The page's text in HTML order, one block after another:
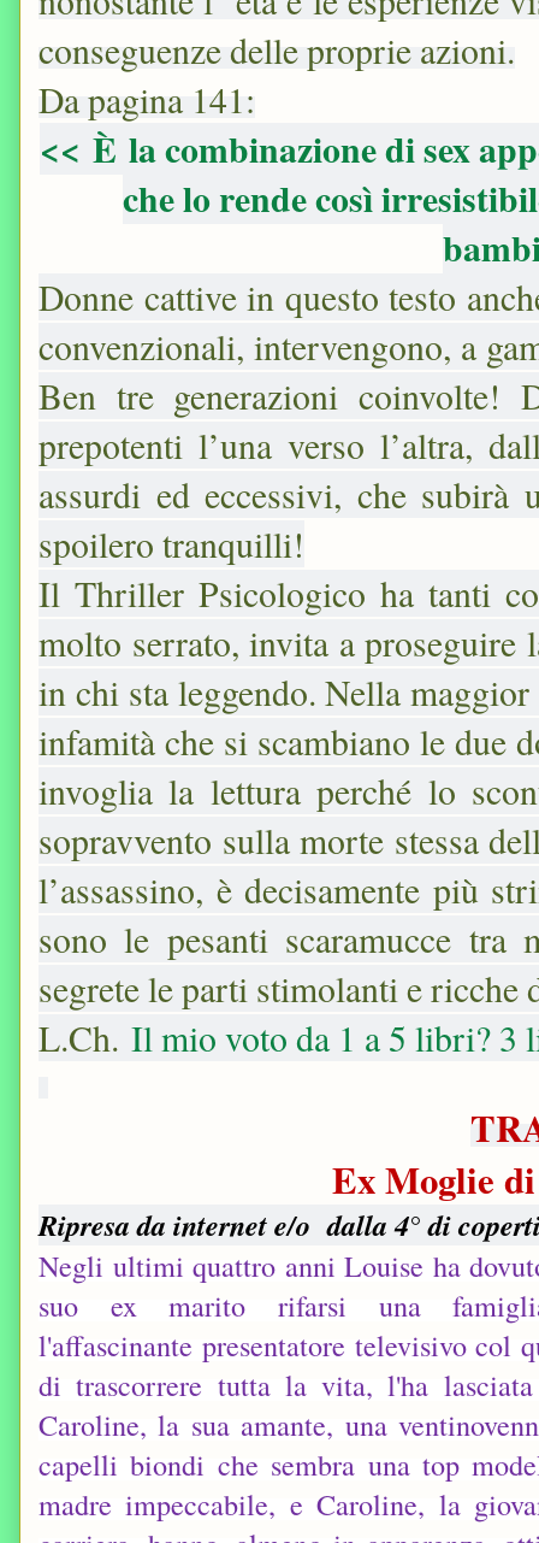
conseguenze delle proprie azioni.
Da pagina 141:
<< È la combinazione di sex
che lo rende così
Donne cattive in questo testo
convenzionali, intervengono, a
Ben tre generazioni coinvolte!
prepotenti l’una verso l’altra,
assurdi ed eccessivi, che
spoilero tranquilli!
Il Thriller Psicologico ha tanti
molto serrato, invita a proseguire
in chi sta leggendo. Nella
infamità che si scambiano le due
invoglia la lettura perché lo
sopravvento sulla morte stessa
l’assassino, è decisamente più
sono le pesanti scaramucce
segrete le parti stimolanti e ricche
L.Ch. Il mio voto da 1 a 5 libri? 3
Ex Moglie di
Ripresa da internet e/o dalla 4° di
Negli ultimi quattro anni Louise ha
suo ex marito rifarsi una
l'affascinante presentatore televisivo col
di trascorrere tutta la vita, l'ha lasciata
Caroline, la sua amante, una
capelli biondi che sembra una top
madre impeccabile, e Caroline, la